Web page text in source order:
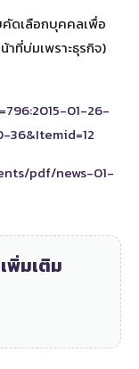
คัดเลือกบุคคลเพื่อ
ที่บ่มเพราะธุรกิจ)
01-26-
pdf/news-01-
พิ่มเติม